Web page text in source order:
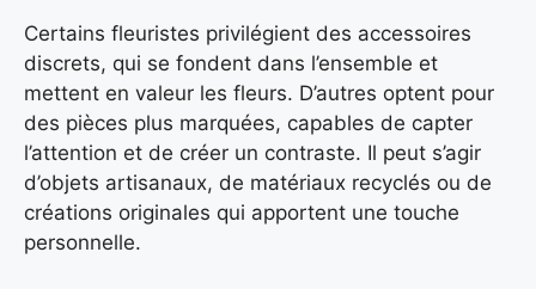
Certains fleuristes privilégient des accessoires
discrets, qui se fondent dans l’ensemble et
mettent en valeur les fleurs. D’autres optent pour
des pièces plus marquées, capables de capter
l’attention et de créer un contraste. Il peut s’agir
d’objets artisanaux, de matériaux recyclés ou de
créations originales qui apportent une touche
personnelle.